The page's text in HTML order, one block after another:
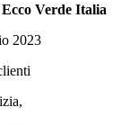
Verde Italia
2023